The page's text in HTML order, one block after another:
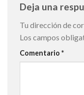
Deja una
Tu dirección de
Los campos
Comentario *